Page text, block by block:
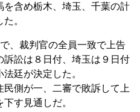
を含め栃木、埼玉、千葉の計
。
、裁判官の全員一致で上告
訟は８日付、埼玉は９日付
廷が決定した。
側が一、二審で敗訴して上
す見通しだ。